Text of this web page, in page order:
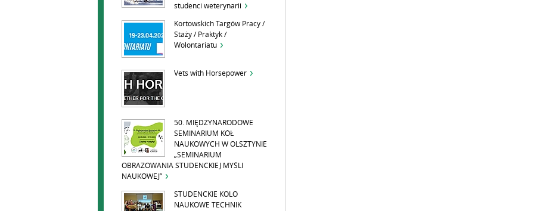
studenci weterynarii
Kortowskich Targów Pracy /
Staży / Praktyk /
Wolontariatu
Vets with Horsepower
50. MIĘDZYNARODOWE
SEMINARIUM KÓŁ
NAUKOWYCH W OLSZTYNIE
„SEMINARIUM
OBRAZOWANIA STUDENCKIEJ MYŚLI
NAUKOWEJ”
STUDENCKIE KOLO
NAUKOWE TECHNIK